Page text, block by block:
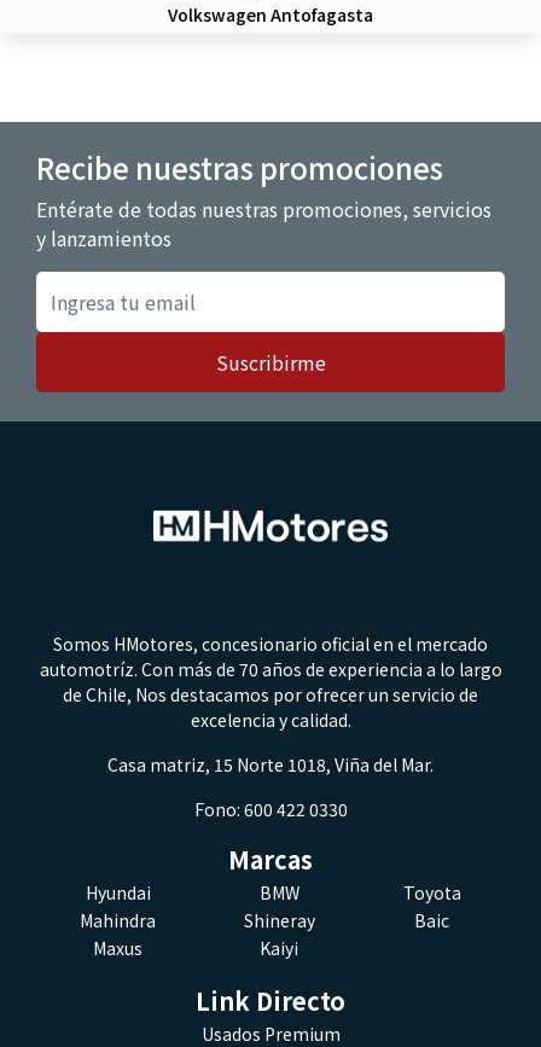
Volkswagen Antofagasta
Recibe nuestras promociones
Entérate de todas nuestras promociones, servicios
y lanzamientos
Suscribirme
Somos HMotores, concesionario oficial en el mercado
automotríz. Con más de 70 años de experiencia a lo largo
de Chile, Nos destacamos por ofrecer un servicio de
excelencia y calidad.
Casa matriz, 15 Norte 1018, Viña del Mar.
Fono: 600 422 0330
Marcas
Hyundai BMW
Toyota
Mahindra
Shineray
Baic
Maxus
Kaiyi
Link Directo
Usados Premium